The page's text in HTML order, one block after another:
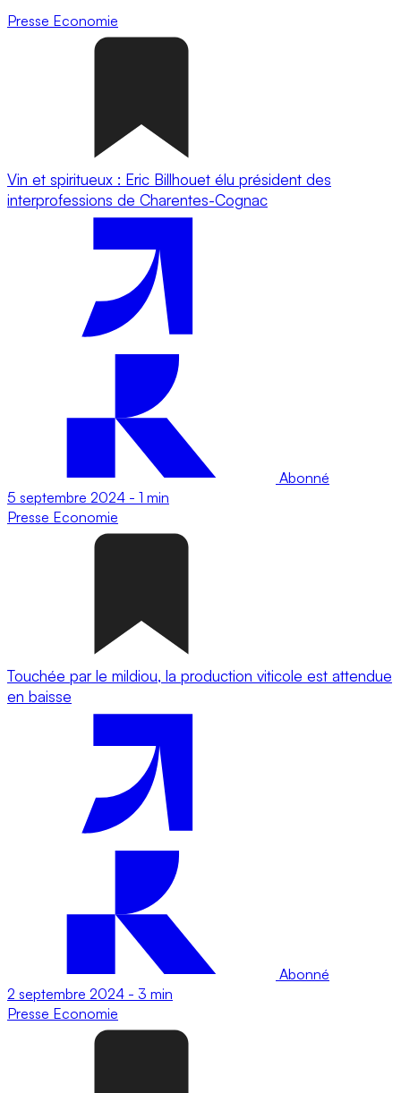
Presse Economie
Vin et spiritueux : Eric Billhouet élu président des
interprofessions de Charentes-Cognac
Abonné
5 septembre 2024 - 1 min
Presse Economie
Touchée par le mildiou, la production viticole est attendue
en baisse
Abonné
2 septembre 2024 - 3 min
Presse Economie